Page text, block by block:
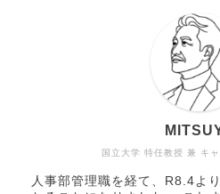
国立大学 特任教授 兼 キ
人事部管理職を経て、R8.4よ